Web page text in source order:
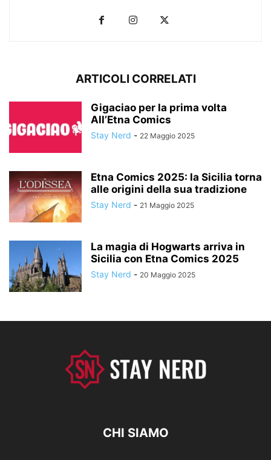
ARTICOLI CORRELATI
Gigaciao per la prima volta
All’Etna Comics
Stay Nerd - 22 Maggio 2025
Etna Comics 2025: la Sicilia torna
alle origini della sua tradizione
Stay Nerd - 21 Maggio 2025
La magia di Hogwarts arriva in
Sicilia con Etna Comics 2025
Stay Nerd - 20 Maggio 2025
CHI SIAMO